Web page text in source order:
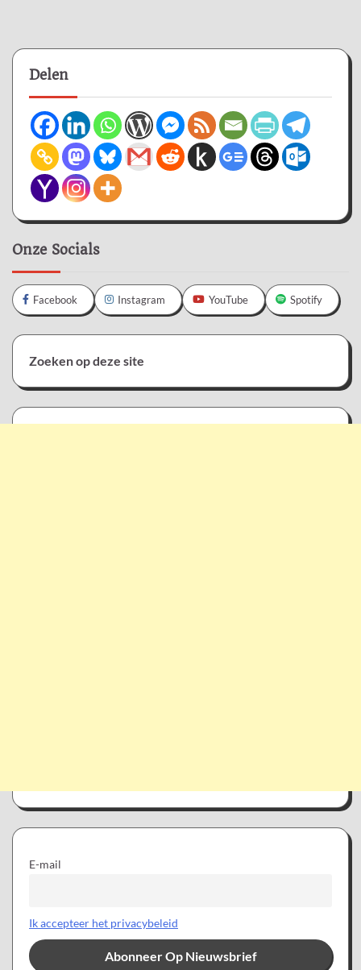
Delen
Onze Socials
Facebook Instagram YouTube Spotify
Zoeken op deze site
E-mail
Ik accepteer het privacybeleid